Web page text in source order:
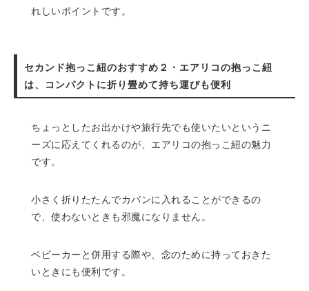
れしいポイントです。
セカンド抱っこ紐のおすすめ２・エアリコの抱っこ紐
は、コンパクトに折り畳めて持ち運びも便利
ちょっとしたお出かけや旅行先でも使いたいというニ
ーズに応えてくれるのが、エアリコの抱っこ紐の魅力
です。
小さく折りたたんでカバンに入れることができるの
で、使わないときも邪魔になりません。
ベビーカーと併用する際や、念のために持っておきた
いときにも便利です。